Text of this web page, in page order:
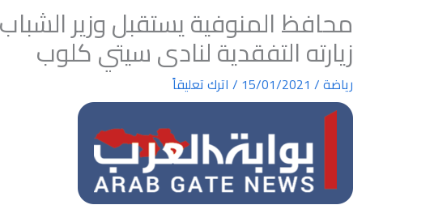
محافظ المنوفية يستقبل وزير
زيارته التفقدية لنادى سيتي كلوب
رياضة/
15/01/2021
/ اترك تعليقاً